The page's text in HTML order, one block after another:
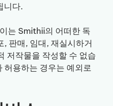
니다.
는 Smithii의 어떠한 독
, 판매, 임대, 재실시하거
저작물을 작성할 수 없습
허용하는 경우는 예외로